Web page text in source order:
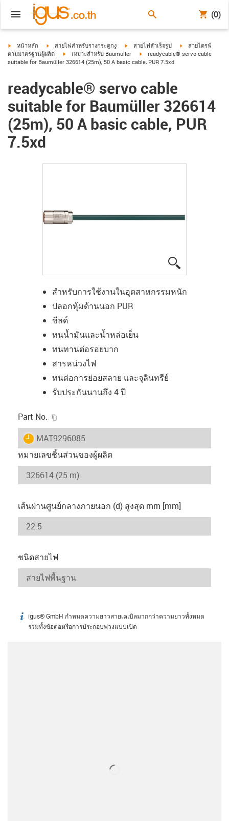
(0)
igus-icon-arrow-right
หน้าหลัก igus-icon-arrow-right
สายไฟสำหรับรางกระดูกงู igus-icon-arrow-right
สายไฟสำเร็จรูป igus-icon-arrow-
สายไดรฟ์
ตามมาตรฐานผู้ผลิต
igus-icon-arrow-right
เหมาะสำหรับ Baumüller igus-icon-arrow-right
readycable® servo cable
suitable for Baumüller 326614 (25m), 50 A basic cable, PUR 7.5xd
readycable® servo cable
suitable for Baumüller 326614
(25m), 50 A basic cable, PUR
7.5xd
สำหรับการใช้งานในอุตสาหกรรมหนัก
ปลอกหุ้มด้านนอก PUR
ชีลด์
ทนน้ำมันและน้ำหล่อเย็น
ทนทานต่อรอยบาก
สารหน่วงไฟ
ทนต่อการย่อยสลาย และจุลินทรีย์
รับประกันนานถึง 4 ปี
Part No.
igus-icon-lieferzeit
MAT9296085
หมายเลขชิ้นส่วนของผู้ผลิต
เส้นผ่านศูนย์กลางภายนอก (d) สูงสุด mm [mm]
ชนิดสายไฟ
igus-icon-info
igus® GmbH กำหนดความยาวสายเคเบิลมากกว่าความยาวทั้งหมด
รวมทั้งข้อต่อหรือการประกอบพ่วงแบบเปิด